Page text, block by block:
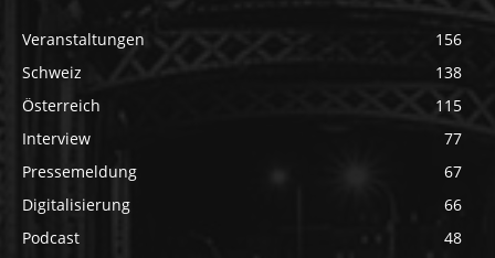
Veranstaltungen
156
Schweiz
138
Österreich
115
Interview
77
Pressemeldung
67
Digitalisierung
66
Podcast
48